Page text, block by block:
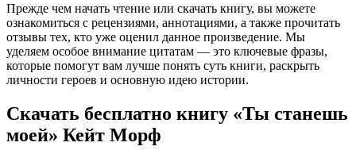
Прежде чем начать чтение или скачать книгу, вы можете
ознакомиться с рецензиями, аннотациями, а также прочитать
отзывы тех, кто уже оценил данное произведение. Мы
уделяем особое внимание цитатам — это ключевые фразы,
которые помогут вам лучше понять суть книги, раскрыть
личности героев и основную идею истории.
Скачать бесплатно книгу «Ты станешь
моей» Кейт Морф